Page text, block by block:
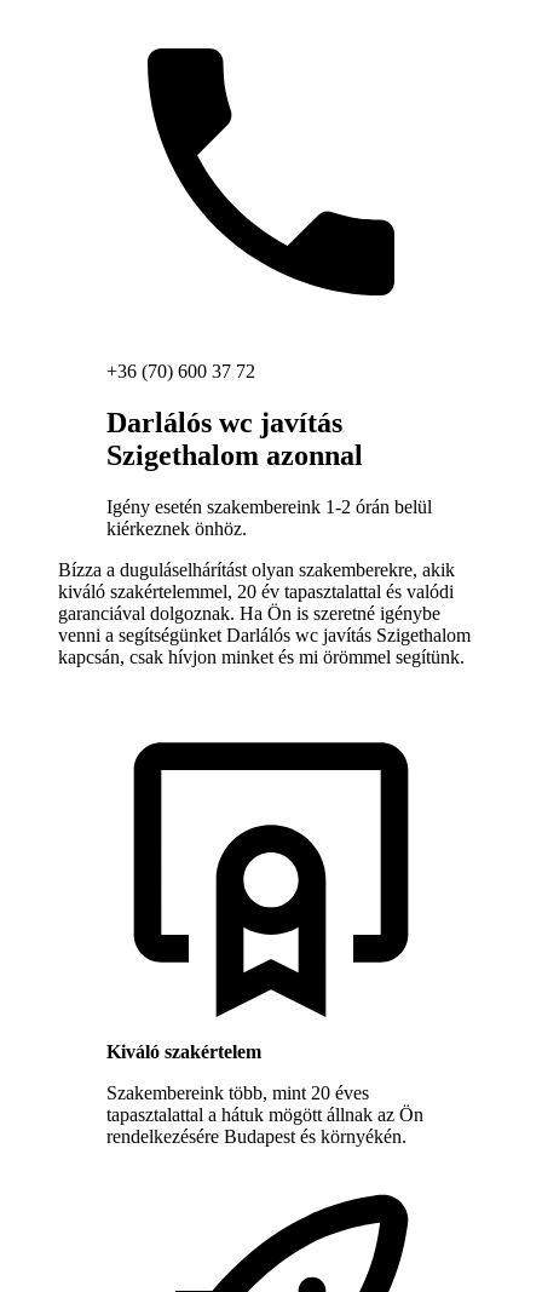
+36 (70) 600 37 72
Darlálós wc javítás
Szigethalom azonnal
Igény esetén szakembereink 1-2 órán belül
kiérkeznek önhöz.
Bízza a duguláselhárítást olyan szakemberekre, akik
kiváló szakértelemmel, 20 év tapasztalattal és valódi
garanciával dolgoznak. Ha Ön is szeretné igénybe
venni a segítségünket Darlálós wc javítás Szigethalom
kapcsán, csak hívjon minket és mi örömmel segítünk.
Kiváló szakértelem
Szakembereink több, mint 20 éves
tapasztalattal a hátuk mögött állnak az Ön
rendelkezésére Budapest és környékén.